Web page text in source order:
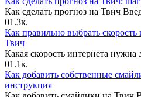
Как сделать прогноз на Твич
01.3к.
Как правильно выбрать скорость
Твич
Какая скорость интернета
01.1к.
Как добавить собственные
инструкция